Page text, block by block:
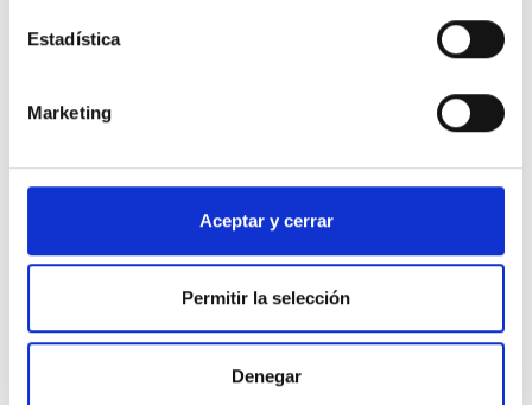
Estadística
Marketing
Aceptar y cerrar
Permitir la selección
Denegar
Tu correo electrónico: